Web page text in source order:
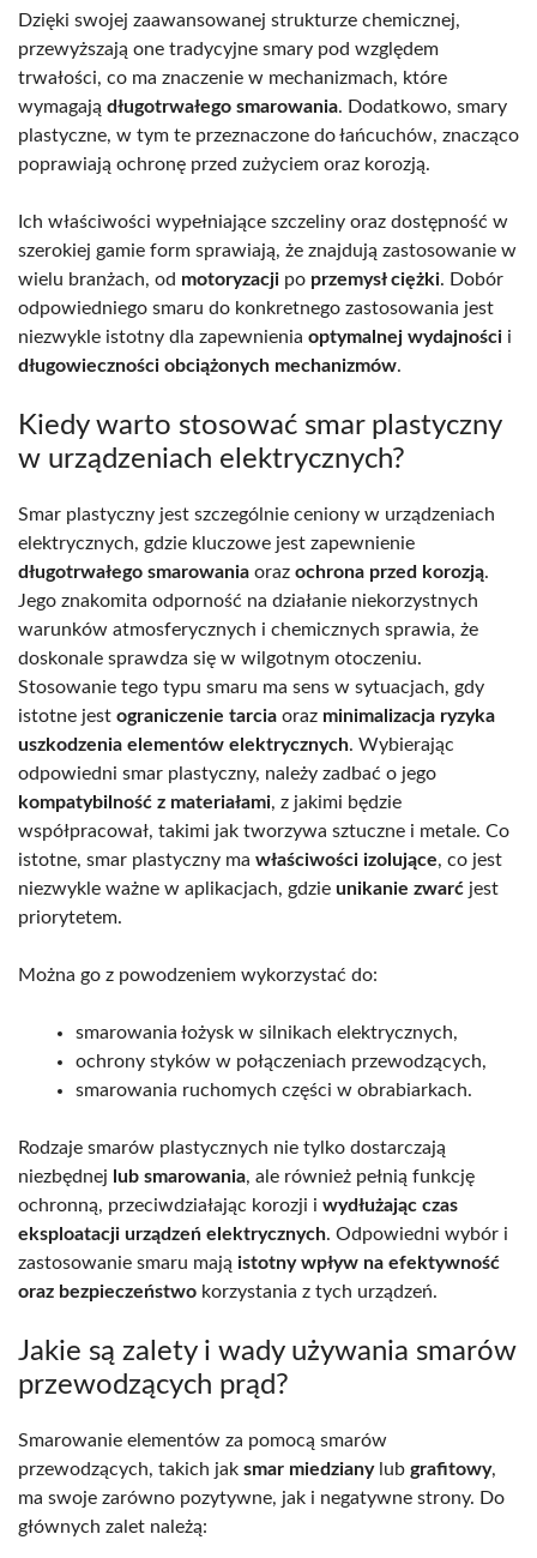
Dzięki swojej zaawansowanej strukturze chemicznej,
przewyższają one tradycyjne smary pod względem
trwałości, co ma znaczenie w mechanizmach, które
wymagają długotrwałego smarowania. Dodatkowo, smary
plastyczne, w tym te przeznaczone do łańcuchów, znacząco
poprawiają ochronę przed zużyciem oraz korozją.
Ich właściwości wypełniające szczeliny oraz dostępność w
szerokiej gamie form sprawiają, że znajdują zastosowanie w
wielu branżach, od motoryzacji po przemysł ciężki. Dobór
odpowiedniego smaru do konkretnego zastosowania jest
niezwykle istotny dla zapewnienia optymalnej wydajności i
długowieczności obciążonych mechanizmów.
Kiedy warto stosować smar plastyczny
w urządzeniach elektrycznych?
Smar plastyczny jest szczególnie ceniony w urządzeniach
elektrycznych, gdzie kluczowe jest zapewnienie
długotrwałego smarowania oraz ochrona przed korozją.
Jego znakomita odporność na działanie niekorzystnych
warunków atmosferycznych i chemicznych sprawia, że
doskonale sprawdza się w wilgotnym otoczeniu.
Stosowanie tego typu smaru ma sens w sytuacjach, gdy
istotne jest ograniczenie tarcia oraz minimalizacja ryzyka
uszkodzenia elementów elektrycznych. Wybierając
odpowiedni smar plastyczny, należy zadbać o jego
kompatybilność z materiałami, z jakimi będzie
współpracował, takimi jak tworzywa sztuczne i metale. Co
istotne, smar plastyczny ma właściwości izolujące, co jest
niezwykle ważne w aplikacjach, gdzie unikanie zwarć jest
priorytetem.
Można go z powodzeniem wykorzystać do:
smarowania łożysk w silnikach elektrycznych,
ochrony styków w połączeniach przewodzących,
smarowania ruchomych części w obrabiarkach.
Rodzaje smarów plastycznych nie tylko dostarczają
niezbędnej lub smarowania, ale również pełnią funkcję
ochronną, przeciwdziałając korozji i wydłużając czas
eksploatacji urządzeń elektrycznych. Odpowiedni wybór i
zastosowanie smaru mają istotny wpływ na efektywność
oraz bezpieczeństwo korzystania z tych urządzeń.
Jakie są zalety i wady używania smarów
przewodzących prąd?
Smarowanie elementów za pomocą smarów
przewodzących, takich jak smar miedzianylub grafitowy,
ma swoje zarówno pozytywne, jak i negatywne strony. Do
głównych zalet należą: